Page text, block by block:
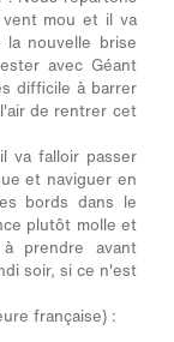
mou et il va
la nouvelle brise
avec Géant
difficile à barrer
de rentrer cet
va falloir passer
et naviguer en
bords dans le
plutôt molle et
prendre avant
soir, si ce n'est
française) :